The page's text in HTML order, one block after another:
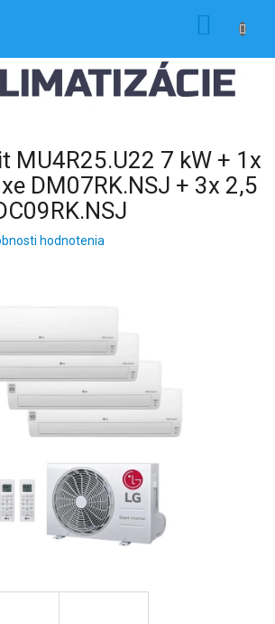
MU4R25.U22 7 kW + 1x
DM07RK.NSJ + 3x 2,5
hodnotenia